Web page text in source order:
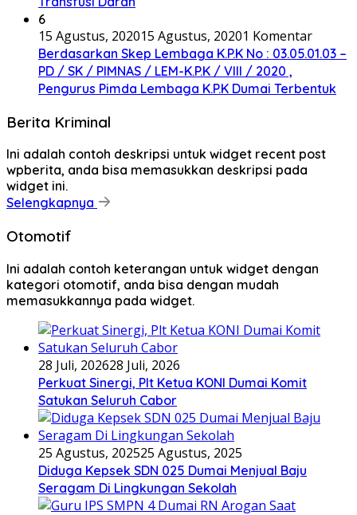
6
15 Agustus, 202015 Agustus, 20201 Komentar
Berdasarkan Skep Lembaga K.P.K No : 03.05.01.03 –
PD / SK / PIMNAS / LEM-K.P.K / VIII / 2020 ,
Pengurus Pimda Lembaga K.P.K Dumai Terbentuk
Berita Kriminal
Ini adalah contoh deskripsi untuk widget recent post
wpberita, anda bisa memasukkan deskripsi pada
widget ini.
Selengkapnya
Otomotif
Ini adalah contoh keterangan untuk widget dengan
kategori otomotif, anda bisa dengan mudah
memasukkannya pada widget.
28 Juli, 202628 Juli, 2026
Perkuat Sinergi, Plt Ketua KONI Dumai Komit
Satukan Seluruh Cabor
25 Agustus, 202525 Agustus, 2025
Diduga Kepsek SDN 025 Dumai Menjual Baju
Seragam Di Lingkungan Sekolah